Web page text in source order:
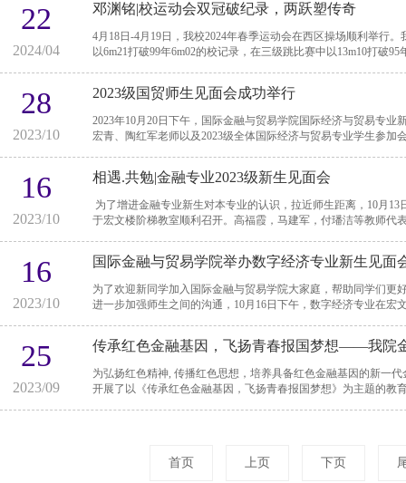
22
2024/04
邓渊铭|校运动会双冠破纪录，两跃塑传奇
4月18日-4月19日，我校2024年春季运动会在西区操场顺利举行
以6m21打破99年6m02的校记录，在三级跳比赛中以13m10打破95
28
2023/10
2023级国贸师生见面会成功举行
2023年10月20日下午，国际金融与贸易学院国际经济与贸易专
宏青、陶红军老师以及2023级全体国际经济与贸易专业学生参加
16
2023/10
相遇.共勉|金融专业2023级新生见面会
为了增进金融专业新生对本专业的认识，拉近师生距离，10月
于宏文楼阶梯教室顺利召开。高福霞，马建军，付璠洁等教师代
16
2023/10
国际金融与贸易学院举办数字经济专业新生见面
为了欢迎新同学加入国际金融与贸易学院大家庭，帮助同学们更
进一步加强师生之间的沟通，10月16日下午，数字经济专业在宏
25
2023/09
传承红色金融基因，飞扬青春报国梦想——我院
为弘扬红色精神, 传播红色思想，培养具备红色金融基因的新一
开展了以《传承红色金融基因，飞扬青春报国梦想》为主题的教
首页 上页 下页